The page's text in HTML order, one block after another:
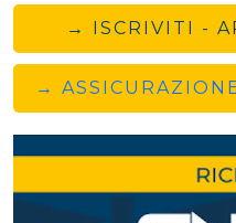
→ ISCRIVITI -
→